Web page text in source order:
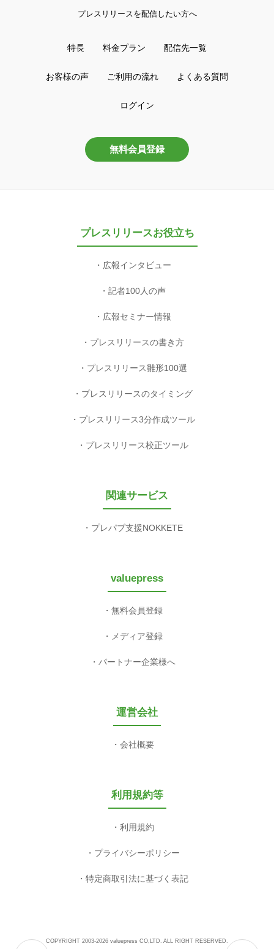
プレスリリースを配信したい方へ
特長 料金プラン 配信先一覧
お客様の声 ご利用の流れ よくある質問
ログイン
無料会員登録
プレスリリースお役立ち
広報インタビュー
記者100人の声
広報セミナー情報
プレスリリースの書き方
プレスリリース雛形100選
プレスリリースのタイミング
プレスリリース3分作成ツール
プレスリリース校正ツール
関連サービス
プレパブ支援NOKKETE
valuepress
無料会員登録
メディア登録
パートナー企業様へ
運営会社
会社概要
利用規約等
利用規約
プライバシーポリシー
特定商取引法に基づく表記
COPYRIGHT 2003-2026 valuepress CO,LTD. ALL RIGHT RESERVED.